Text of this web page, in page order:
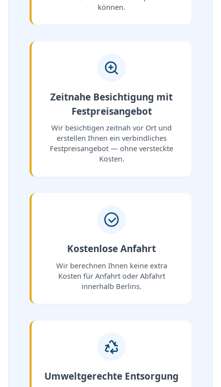
können.
Zeitnahe Besichtigung mit
Festpreisangebot
Wir besichtigen zeitnah vor Ort und
erstellen Ihnen ein verbindliches
Festpreisangebot — ohne versteckte
Kosten.
Kostenlose Anfahrt
Wir berechnen Ihnen keine extra
Kosten für Anfahrt oder Abfahrt
innerhalb Berlins.
Umweltgerechte Entsorgung